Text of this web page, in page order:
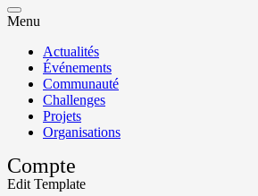
Menu
Actualités
Événements
Communauté
Challenges
Projets
Organisations
Compte
Edit Template